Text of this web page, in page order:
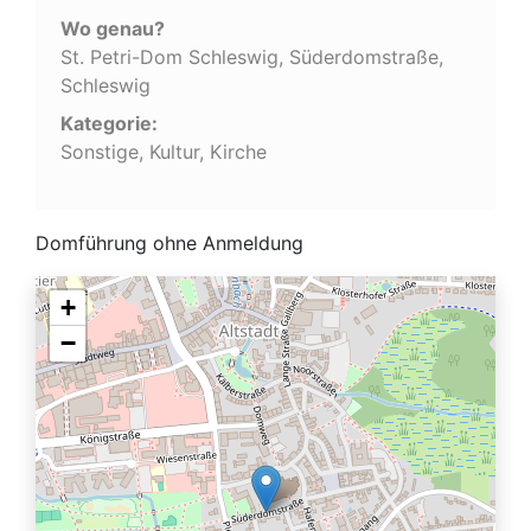
Wo genau?
St. Petri-Dom Schleswig, Süderdomstraße,
Schleswig
Kategorie:
Sonstige, Kultur, Kirche
Domführung ohne Anmeldung
+
−